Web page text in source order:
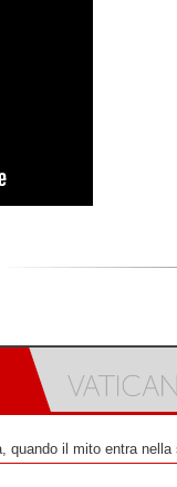
quando il mito entra nella